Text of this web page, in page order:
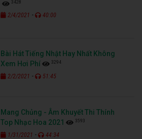
3428
2/4/2021 - 40:00
Bài Hát Tiếng Nhật Hay Nhất Không
Xem Hơi Phí
3294
2/2/2021 - 51:45
Mang Chủng - Âm Khuyết Thi Thính
Top Nhạc Hoa 2021
3593
1/31/2021 - 44:34